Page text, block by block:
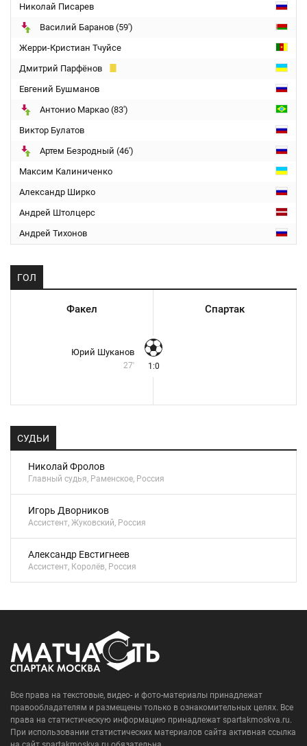
Николай Писарев
Василий Баранов (59')
Жерри-Кристиан Тчуйсе
Дмитрий Парфёнов
Евгений Бушманов
Антонио Маркао (83')
Виктор Булатов
Артем Безродный (46')
Максим Калиниченко
Александр Ширко
Андрей Штолцерс
Андрей Тихонов
ГОЛ
Факел Спартак
Юрий Шуканов
27' 1:0
СУДЬИ
Николай Фролов
Главный судья, Раменское, Россия
Игорь Дворников
Ассистент, Жуковский, Россия
Александр Евстигнеев
Ассистент, Королёв, Россия
Все права на текстовые, видео- и фото-материалы принадлежат
правообладателям и размещены только в ознакомительных целях. Все
права на статистическую информацию принадлежат spartakmoskva.ru.
При использовании статистических материалов сайта активная ссылка